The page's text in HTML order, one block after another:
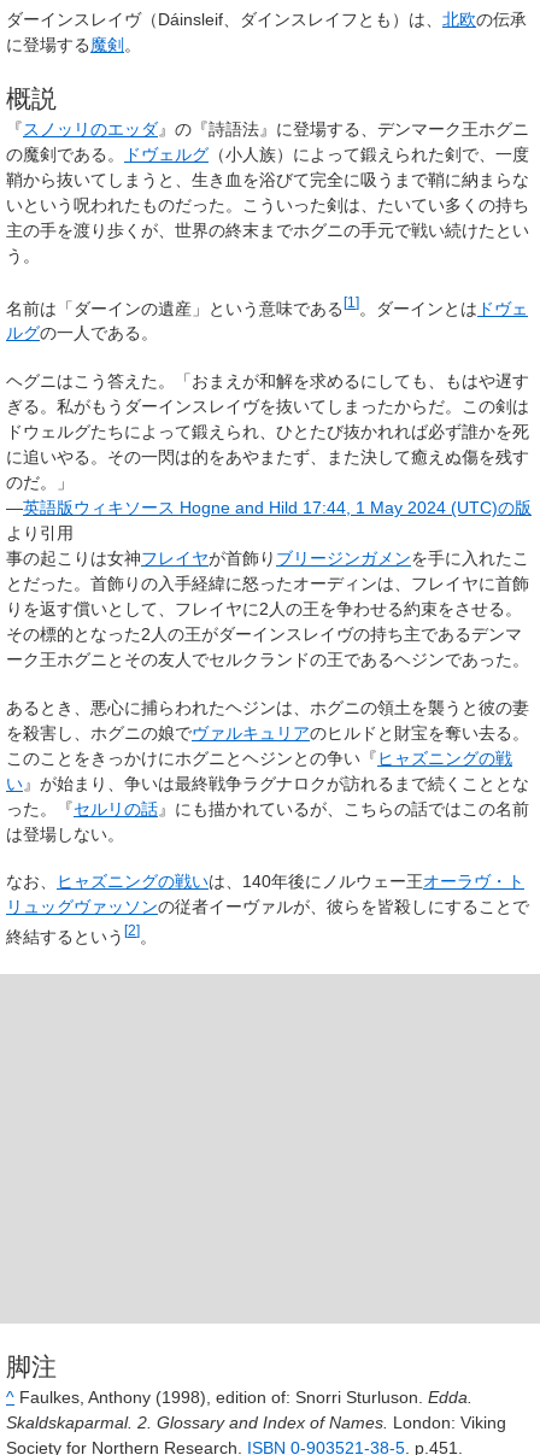
ダーインスレイヴ（Dáinsleif ダインスレイフとも）は、 北欧の伝承
に登場する魔剣。
概説
『スノッリのエッダ』の『詩語法』に登場する、デンマーク王ホグニ
の魔剣である。
ドヴェルグ （小人族）によって鍛えられた剣で、一度
鞘から抜いてしまうと、生き血を浴びて完全に吸うまで鞘に納まらな
いという呪われたものだった。こういった剣は、たいてい多くの持ち
主の手を渡り歩くが、世界の終末までホグニの手元で戦い続けたとい
う。
名前は「ダーインの遺産」という意味である[1 ]。ダーインとは ドヴェ
ルグの一人である。
ヘグニはこう答えた。「おまえが和解を求めるにしても、もはや遅す
ぎる。私がもうダーインスレイヴを抜いてしまったからだ。この剣は
ドウェルグたちによって鍛えられ、ひとたび抜かれれば必ず誰かを死
に追いやる。その一閃は的をあやまたず、また決して癒えぬ傷を残す
のだ。」
—英語版ウィキソース Hogne and Hild 17:44, 1 May 2024 (UTC)の版
より引用
事の起こりは女神フレイヤが首飾り ブリージンガメンを手に入れたこ
とだった。首飾りの入手経緯に怒ったオーディンは、フレイヤに首飾
りを返す償いとして、フレイヤに2人の王を争わせる約束をさせる。
その標的となった2人の王がダーインスレイヴの持ち主であるデンマ
ーク王ホグニとその友人でセルクランドの王であるヘジンであった。
あるとき、悪心に捕らわれたヘジンは、ホグニの領土を襲うと彼の妻
を殺害し、ホグニの娘でヴァルキュリアのヒルドと財宝を奪い去る。
このことをきっかけにホグニとヘジンとの争い『ヒャズニングの戦
い』が始まり、争いは最終戦争ラグナロクが訪れるまで続くこととな
った。『セルリの話』にも描かれているが、こちらの話ではこの名前
は登場しない。
なお、 ヒャズニングの戦いは、140年後にノルウェー王オーラヴ・ト
リュッグヴァッソンの従者イーヴァルが、彼らを皆殺しにすることで
終結するという [2] 。
脚注
^ Faulkes, Anthony (1998), edition of: Snorri Sturluson. Edda.
Skaldskaparmal. 2. Glossary and Index of Names. London: Viking
Society for Northern Research. ISBN 0-903521-38-5 . p.451.